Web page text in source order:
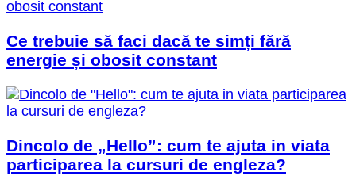
Ce trebuie să faci dacă te simți fără
energie și obosit constant
Dincolo de „Hello”: cum te ajuta in viata
participarea la cursuri de engleza?